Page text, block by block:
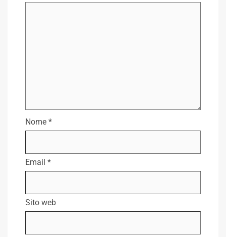
Nome *
Email *
Sito web